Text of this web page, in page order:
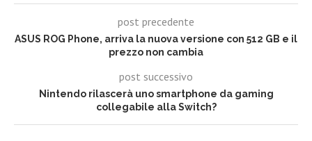
post precedente
ASUS ROG Phone, arriva la nuova versione con 512 GB e il
prezzo non cambia
post successivo
Nintendo rilascerà uno smartphone da gaming
collegabile alla Switch?